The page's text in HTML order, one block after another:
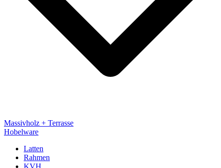
Massivholz + Terrasse
Hobelware
Latten
Rahmen
KVH